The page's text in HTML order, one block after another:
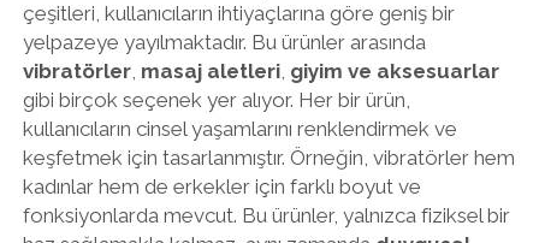
çeşitleri, kullanıcıların ihtiyaçlarına göre geniş bir
yelpazeye yayılmaktadır. Bu ürünler arasında
vibratörler, masaj aletleri, giyim ve aksesuarlar
gibi birçok seçenek yer alıyor. Her bir ürün,
kullanıcıların cinsel yaşamlarını renklendirmek ve
keşfetmek için tasarlanmıştır. Örneğin, vibratörler hem
kadınlar hem de erkekler için farklı boyut ve
fonksiyonlarda mevcut. Bu ürünler, yalnızca fiziksel bir